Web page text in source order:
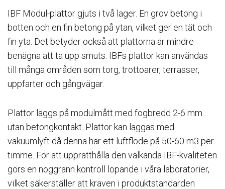
IBF Modul-plattor gjuts i två lager. En grov betong i
botten och en fin betong på ytan, vilket ger en tät och
fin yta. Det betyder också att plattorna är mindre
benägna att ta upp smuts. IBFs plattor kan användas
till många områden som torg, trottoarer, terrasser,
uppfarter och gångvägar.
Plattor läggs på modulmått med fogbredd 2-6 mm
utan betongkontakt. Plattor kan läggas med
vakuumlyft då denna har ett luftflöde på 50-60 m3 per
timme. För att upprätthålla den välkända IBF-kvaliteten
görs en noggrann kontroll löpande i våra laboratorier,
vilket säkerställer att kraven i produktstandarden